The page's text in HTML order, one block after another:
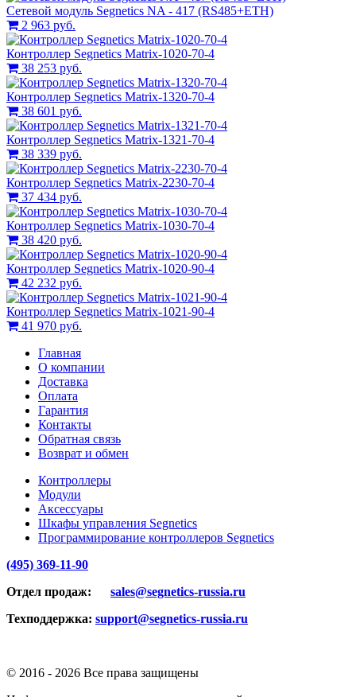
Сетевой модуль Segnetics NA - 417 (RS485+ETH)
2 963 руб.
Контроллер Segnetics Matrix-1020-70-4
38 253 руб.
Контроллер Segnetics Matrix-1320-70-4
38 601 руб.
Контроллер Segnetics Matrix-1321-70-4
38 339 руб.
Контроллер Segnetics Matrix-2230-70-4
37 434 руб.
Контроллер Segnetics Matrix-1030-70-4
38 420 руб.
Контроллер Segnetics Matrix-1020-90-4
42 232 руб.
Контроллер Segnetics Matrix-1021-90-4
41 970 руб.
Главная
О компании
Доставка
Оплата
Гарантия
Контакты
Обратная связь
Возврат и обмен
Контроллеры
Модули
Аксессуары
Шкафы управления Segnetics
Программирование контроллеров Segnetics
(495) 369-11-90
Отдел продаж: sales@segnetics-russia.ru
Техподдержка: support@segnetics-russia.ru
© 2016 - 2026 Все права защищены